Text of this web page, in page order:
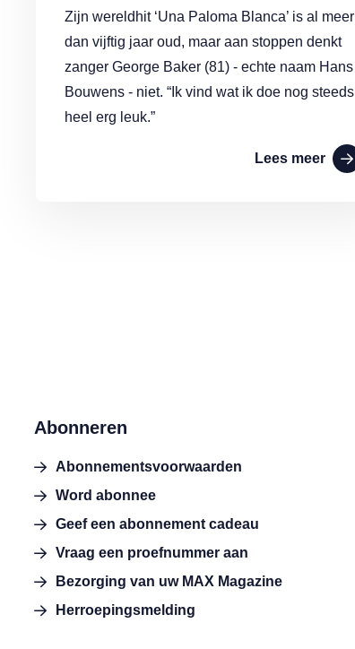
Zijn wereldhit ‘Una Paloma Blanca’ is al meer
dan vijftig jaar oud, maar aan stoppen denkt
zanger George Baker (81) - echte naam Hans
Bouwens - niet. “Ik vind wat ik doe nog steeds
heel erg leuk.”
Lees meer
Abonneren
Abonnementsvoorwaarden
Word abonnee
Geef een abonnement cadeau
Vraag een proefnummer aan
Bezorging van uw MAX Magazine
Herroepingsmelding